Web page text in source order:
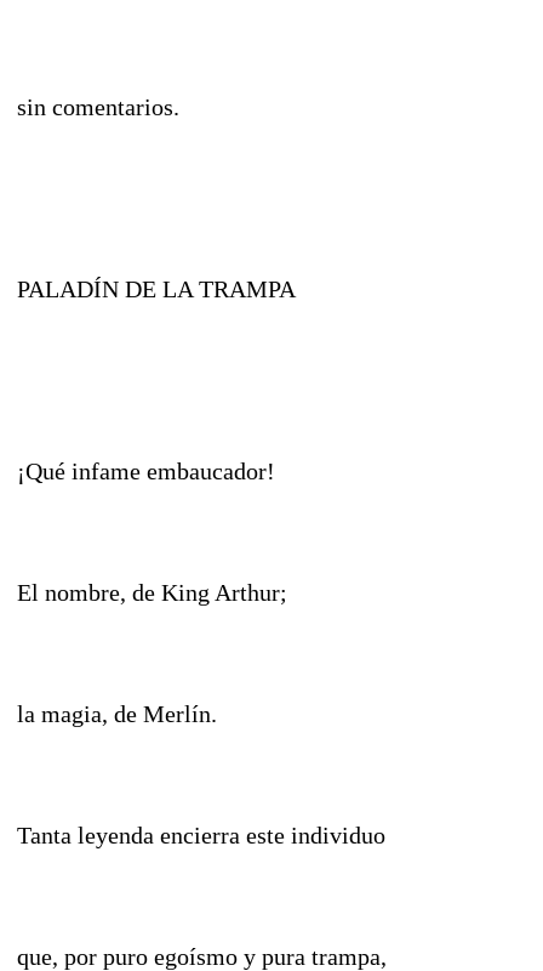
sin comentarios.
PALADÍN DE LA TRAMPA
¡Qué infame embaucador!
El nombre, de King Arthur;
la magia, de Merlín.
Tanta leyenda encierra este individuo
que, por puro egoísmo y pura trampa,